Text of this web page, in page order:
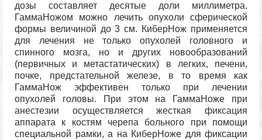
дозы составляет десятые доли миллиметра.
ГаммаНожом можно лечить опухоли сферической
формы величиной до 3 см. КиберНож применяется
для лечения не только опухолей головного и
спинного мозга, но и других новообразований
(первичных и метастатических) в легких, печени,
почке, предстательной железе, в то время как
ГаммаНож эффективен только при лечении
опухолей головы. При этом на ГаммаНоже при
анестезии осуществляется жесткая фиксация
аппарата к костям черепа больного при помощи
специальной рамки, а на КиберНоже для фиксации